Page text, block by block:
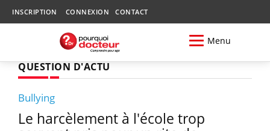
INSCRIPTION CONNEXION CONTACT
Menu
QUESTION D'ACTU
Bullying
Le harcèlement à l'école trop